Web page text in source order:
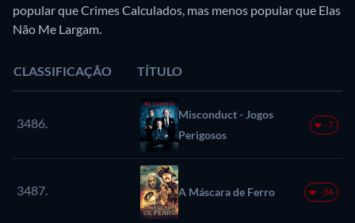
popular que Crimes Calculados, mas menos popular que Elas
Não Me Largam.
CLASSIFICAÇÃO TÍTULO
3486.
Misconduct - Jogos
Perigosos
-7
3487. A Máscara de Ferro -34